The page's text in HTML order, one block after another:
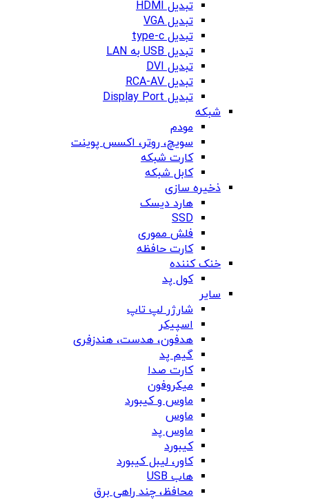
تبدیل HDMI
تبدیل VGA
تبدیل type-c
تبدیل USB به LAN
تبدیل DVI
تبدیل RCA-AV
تبدیل Display Port
شبکه
مودم
سویچ، روتر، اکسس پوینت
کارت شبکه
کابل شبکه
ذخیره سازی
هارد دیسک
SSD
فلش مموری
کارت حافظه
خنک کننده
کول پد
سایر
شارژر لپ تاپ
اسپیکر
هدفون، هدست، هندزفری
گیم پد
کارت صدا
میکروفون
ماوس و کیبورد
ماوس
ماوس پد
کیبورد
کاور، لیبل کیبورد
هاب USB
محافظ، چند راهی برق